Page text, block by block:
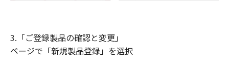
3.「ご登録製品の確認と変更」
ページで「新規製品登録」を選択